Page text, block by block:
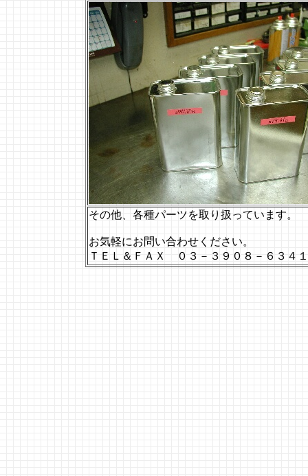
その他、各種パーツを取り扱っています。
お気軽にお問い合わせください。
ＴＥＬ＆ＦＡＸ ０３－３９０８－６３４１